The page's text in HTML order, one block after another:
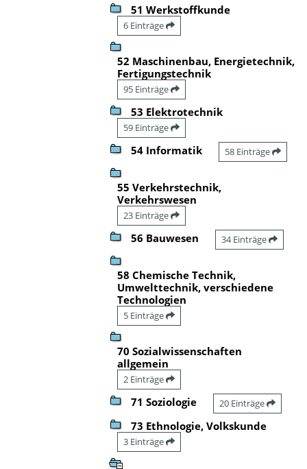
51 Werkstoffkunde
6 Einträge
52 Maschinenbau, Energietechnik,
Fertigungstechnik
95 Einträge
53 Elektrotechnik
59 Einträge
54 Informatik 58 Einträge
55 Verkehrstechnik,
Verkehrswesen
23 Einträge
56 Bauwesen 34 Einträge
58 Chemische Technik,
Umwelttechnik, verschiedene
Technologien
5 Einträge
70 Sozialwissenschaften
allgemein
2 Einträge
71 Soziologie 20 Einträge
73 Ethnologie, Volkskunde
3 Einträge